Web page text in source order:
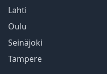
Lahti
Oulu
Seinäjoki
Tampere